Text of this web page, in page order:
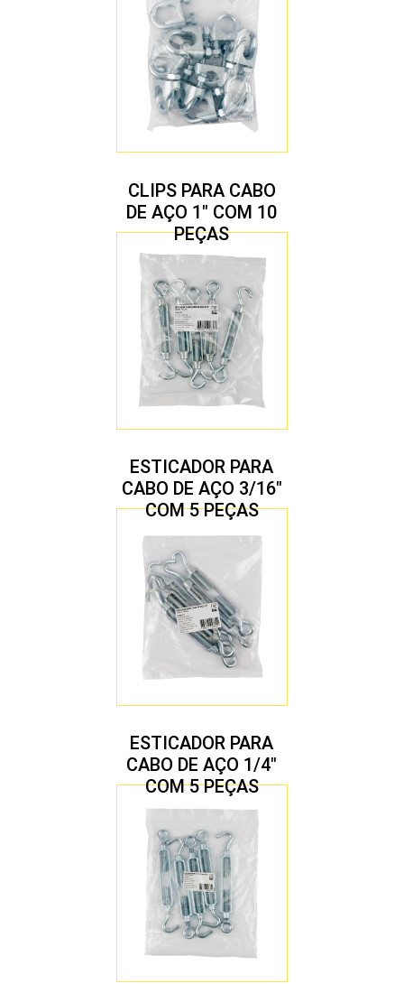
CLIPS PARA CABO
DE AÇO 1″ COM 10
PEÇAS
ESTICADOR PARA
CABO DE AÇO 3/16″
COM 5 PEÇAS
ESTICADOR PARA
CABO DE AÇO 1/4″
COM 5 PEÇAS